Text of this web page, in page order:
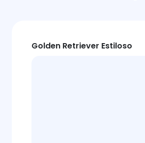
Golden Retriever Estiloso